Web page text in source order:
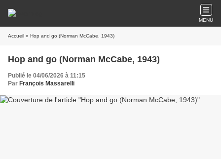
MENU
Accueil » Hop and go (Norman McCabe, 1943)
Hop and go (Norman McCabe, 1943)
Publié le 04/06/2026 à 11:15
Par François Massarelli